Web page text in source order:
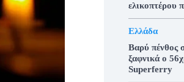
ελικοπτέρου
Ελλάδα
Βαρύ πένθος
ξαφνικά ο
Superferry